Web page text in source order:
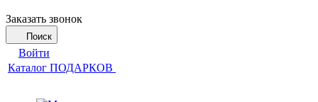
Заказать звонок
Поиск
Войти
Каталог ПОДАРКОВ